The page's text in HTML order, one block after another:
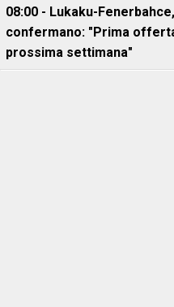
08:00 - Lukaku-
confermano: "Prima
prossima settimana"